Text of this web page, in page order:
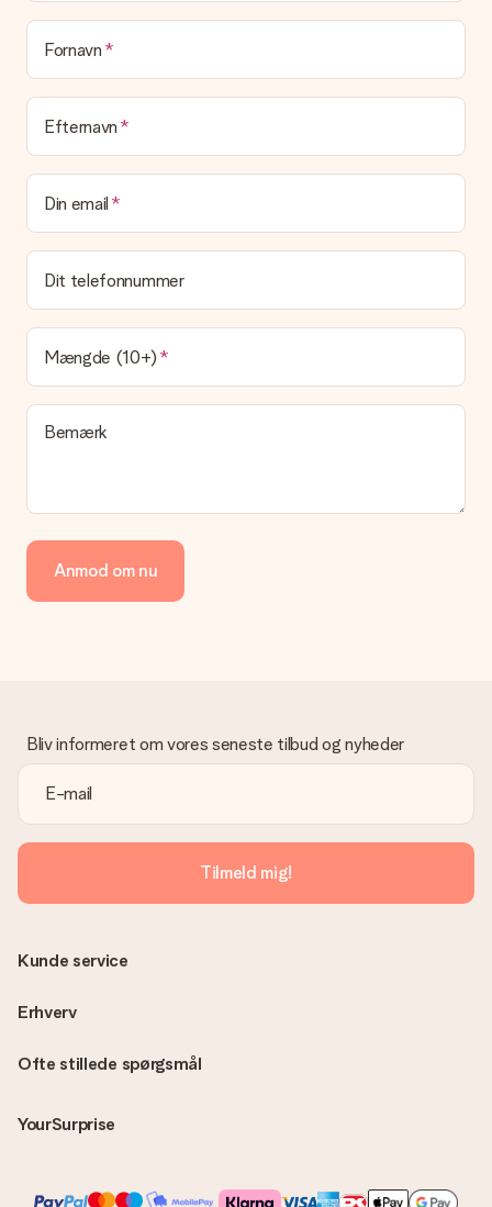
I øjeblikket har vi (endnu) ikke en gaveindpakningstjeneste til
at pakke din gave. Vi leverer vores gaver i en festlig
emballage. Det betyder, at din gave er klar til at blive givet,
Leveringstid, leveringsmuligheder og
leveringsomkostninger
Kan jeg vælge en leveringsdato?
Det er ikke muligt at vælge en bestemt leveringsdato.
Hvad er leveringstiden, og hvornår modtager jeg min
gave?
Leveringstiden findes på gavens produktside. Du kan stole på,
at vores postfirma leverer din gave på denne dag.
Hvilke leveringsmuligheder kan jeg vælge?
I øjeblikket er det ikke (endnu) muligt at vælge en
leveringsindstilling. Den gave, du vil bestille, sendes enten som
en pakke eller som postkasse levering. Vil du gerne vide
hvilken måde din ordre sendes på? Kontakt venligst vores
Vi tilbyder følgende betalingsmetoder: Dankort, Paypal,
kreditkort, faktura via Klarna eller bankoverførsel. I tilfælde af
manuel betaling overførsel, skal du tage højde for en ekstra 3
venligst vores kundeservice, de hjælper gerne med at finde en
passende løsning.
Er fakturaen sendt sammen med ordren?
Ingen faktura sendes med din ordre. Du modtager altid
fakturaen i bekræftelsesemailen, og du kan altid finde den i din
MySurprise-konto. Det betyder at du kan få gaven leveret
direkte til modtageren, hvilket gør det til en sand
overraskelse!
Fornavn
Efternavn
Din email
Dit telefonnummer
Mængde (10+)
Bemærk
Anmod om nu
Bliv informeret om vores seneste tilbud og nyheder
Tilmeld mig!
Ofte stillede spørgsmål
YourSurprise
Kunde service
Erhverv